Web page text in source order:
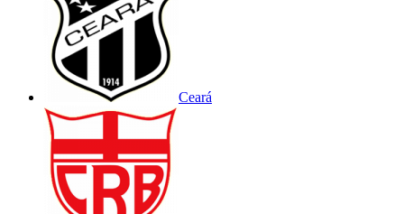
Ceará